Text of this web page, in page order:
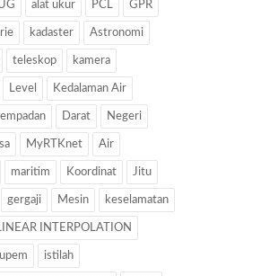
alat ukur PCL GPR
kadaster Astronomi
teleskop kamera
Level Kedalaman Air
Darat Negeri
MyRTKnet Air
maritim Koordinat Jitu
gergaji Mesin keselamatan
INTERPOLATION
istilah